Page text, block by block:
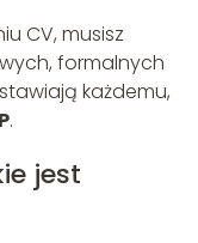
CV, musisz
formalnych
każdemu,
.
jest